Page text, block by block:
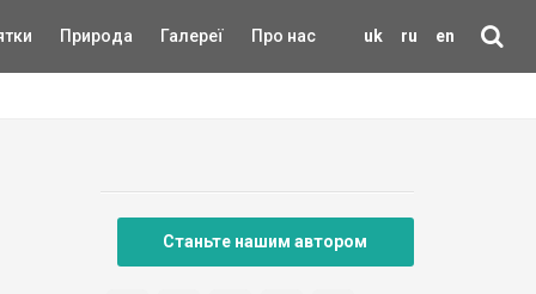
uk ru en
Природа Галереї Про нас
Станьте нашим автором